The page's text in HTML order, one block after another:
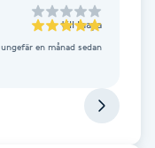
till Inaya
en månad sedan